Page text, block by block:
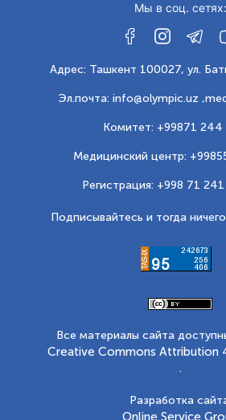
Мы в соц. сетях:
Адрес: Ташкент 100027, ул.
Эл.почта: info@olympic.uz ,
Комитет: +99871
Медицинский центр:
Регистрация: +998 71
Подписывайтесь и тогда
Все материалы сайта
Creative Commons Attribution
.
Разработка
Online Service